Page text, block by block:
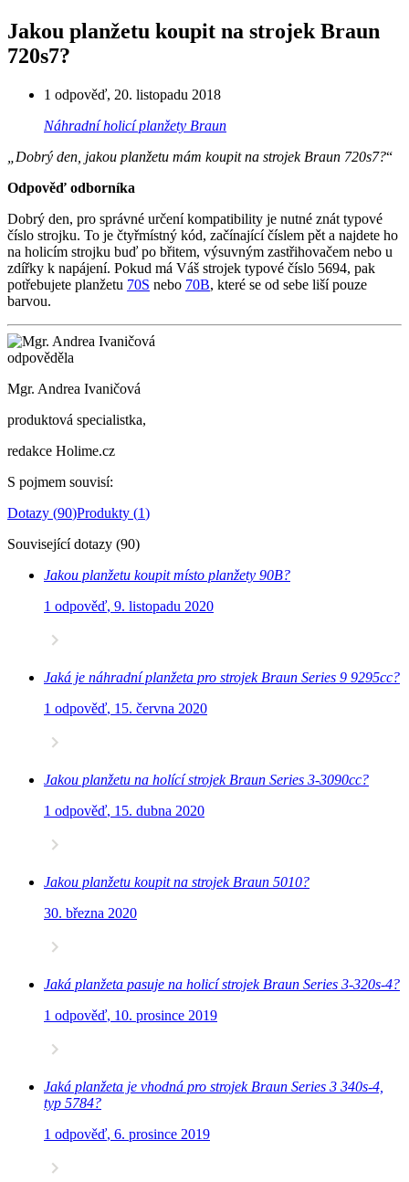
Jakou planžetu koupit na strojek Braun
720s7?
1 odpověď, 20. listopadu 2018
Náhradní holicí planžety Braun
„Dobrý den, jakou planžetu mám koupit na strojek Braun 720s7?“
Odpověď odborníka
Dobrý den, pro správné určení kompatibility je nutné znát typové
číslo strojku. To je čtyřmístný kód, začínající číslem pět a najdete ho
na holicím strojku buď po břitem, výsuvným zastřihovačem nebo u
zdířky k napájení. Pokud má Váš strojek typové číslo 5694, pak
potřebujete planžetu 70S nebo 70B, které se od sebe liší pouze
barvou.
odpověděla
Mgr. Andrea Ivaničová
produktová specialistka,
redakce Holime.cz
S pojmem souvisí:
Dotazy (90)Produkty (1)
Související dotazy (90)
Jakou planžetu koupit místo planžety 90B?
1 odpověď, 9. listopadu 2020
Jaká je náhradní planžeta pro strojek Braun Series 9 9295cc?
1 odpověď, 15. června 2020
Jakou planžetu na holící strojek Braun Series 3-3090cc?
1 odpověď, 15. dubna 2020
Jakou planžetu koupit na strojek Braun 5010?
30. března 2020
Jaká planžeta pasuje na holicí strojek Braun Series 3-320s-4?
1 odpověď, 10. prosince 2019
Jaká planžeta je vhodná pro strojek Braun Series 3 340s-4,
typ 5784?
1 odpověď, 6. prosince 2019